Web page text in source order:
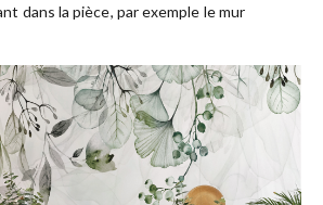
dans la pièce, par exemple le mur